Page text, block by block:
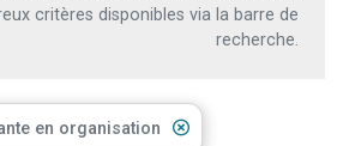
critères disponibles via la barre de
recherche.
en organisation